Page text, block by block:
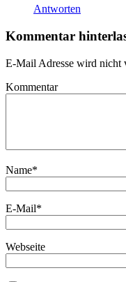
Antworten
Kommentar
E-Mail Adresse wird nicht
Kommentar
Name*
E-Mail*
Webseite